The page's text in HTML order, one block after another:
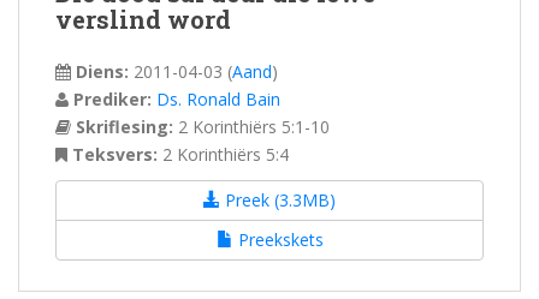
verslind word
Diens: 2011-04-03 (Aand)
Prediker: Ds. Ronald Bain
Skriflesing: 2 Korinthiërs 5:1-10
Teksvers: 2 Korinthiërs 5:4
Preek (3.3MB)
Preekskets